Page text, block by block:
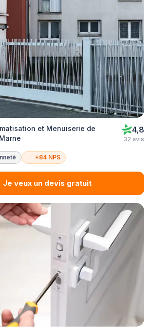
et Menuiserie de
4,8
32 avis
+84 NPS
Je veux un devis gratuit